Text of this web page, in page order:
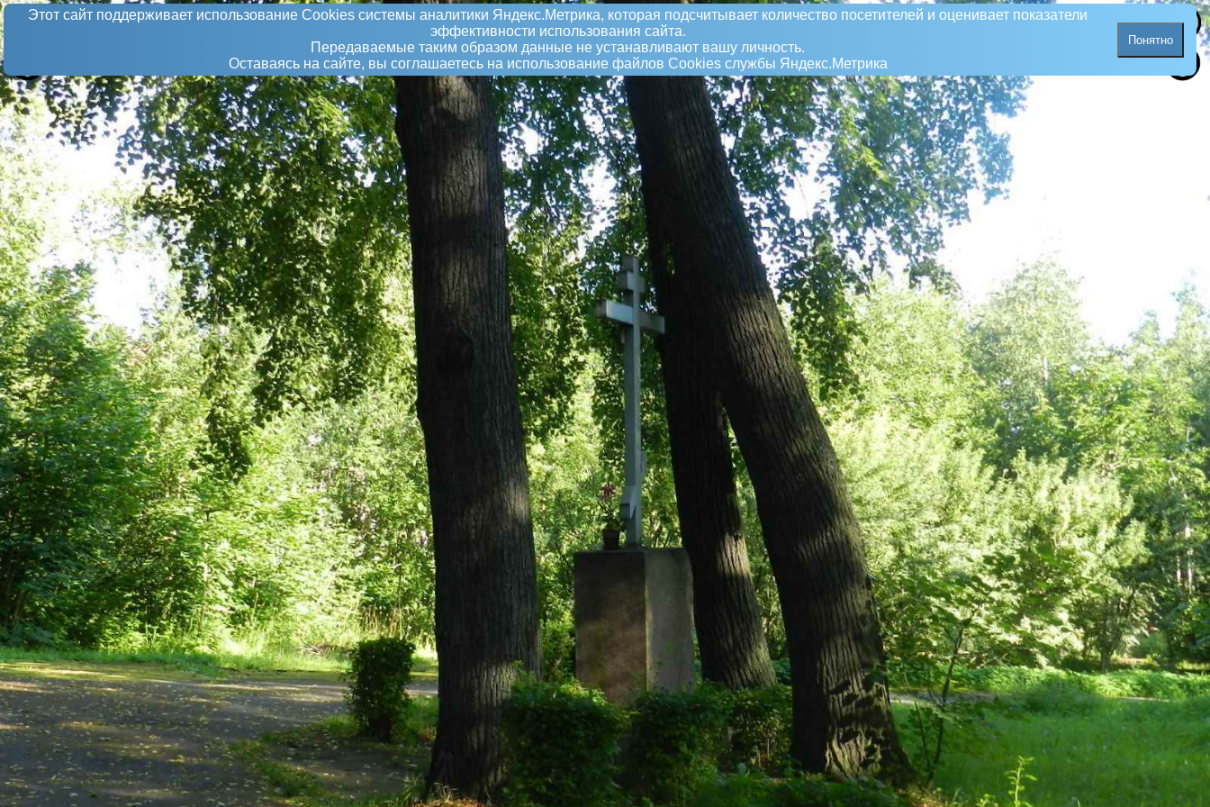
Этот сайт поддерживает использование Сookies системы аналитики Яндекс.Метрика, которая подсчитывает количество посетителей и оценивает показатели
эффективности использования сайта.
Передаваемые таким образом данные не устанавливают вашу личность.
Оставаясь на сайте, вы соглашаетесь на использование файлов Сookies службы Яндекс.Метрика
Понятно